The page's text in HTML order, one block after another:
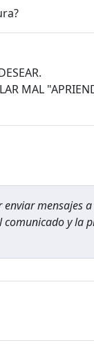
MAL
mensajes
y la